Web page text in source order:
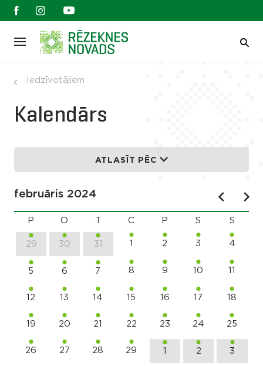
Iedzīvotājiem
Kalendārs
ATLASĪT PĒC
februāris 2024
P O C P S S
29 30 31 1 2 3 4
5 6 7 8 9 10 11
12 13 14 15 16 17 18
19 20 21 22 23 24 25
26 27 28 29 1 2 3